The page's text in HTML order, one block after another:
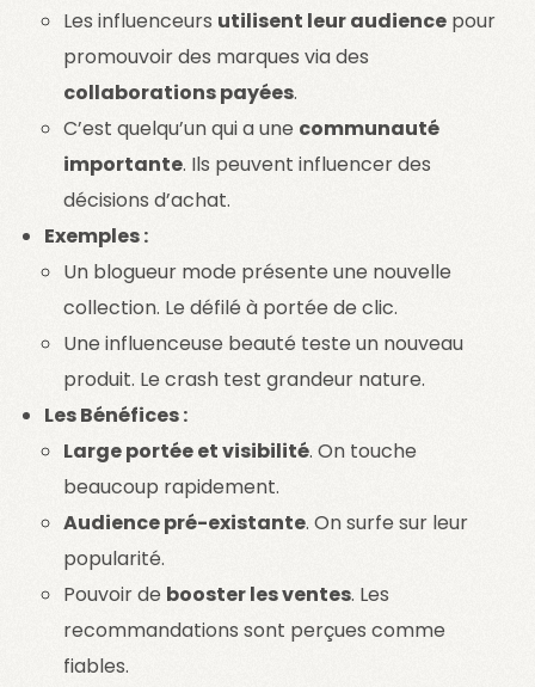
Les influenceurs utilisent leur audience pour
promouvoir des marques via des
collaborations payées.
C’est quelqu’un qui a une communauté
importante. Ils peuvent influencer des
décisions d’achat.
Exemples :
Un blogueur mode présente une nouvelle
collection. Le défilé à portée de clic.
Une influenceuse beauté teste un nouveau
produit. Le crash test grandeur nature.
Les Bénéfices :
Large portée et visibilité. On touche
beaucoup rapidement.
Audience pré-existante. On surfe sur leur
popularité.
Pouvoir de booster les ventes. Les
recommandations sont perçues comme
fiables.